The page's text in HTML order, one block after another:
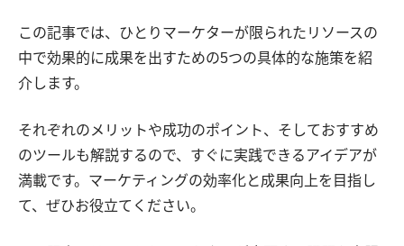
この記事では、ひとりマーケターが限られたリソースの
中で効果的に成果を出すための5つの具体的な施策を紹
介します。
それぞれのメリットや成功のポイント、そしておすすめ
のツールも解説するので、すぐに実践できるアイデアが
満載です。マーケティングの効率化と成果向上を目指し
て、ぜひお役立てください。